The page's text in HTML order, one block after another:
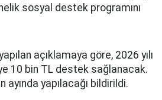
sosyal destek programını
açıklamaya göre, 2026 yılı
10 bin TL destek sağlanacak.
ayında yapılacağı bildirildi.